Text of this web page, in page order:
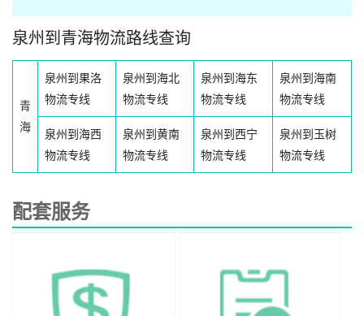
泉州到青海物流路线查询
青
海
泉州到果洛
物流专线
泉州到海北
物流专线
泉州到海东
物流专线
泉州到海南
物流专线
泉州到海西
物流专线
泉州到黄南
物流专线
泉州到西宁
物流专线
泉州到玉树
物流专线
配套服务